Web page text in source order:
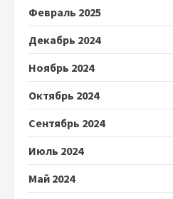
Февраль 2025
Декабрь 2024
Ноябрь 2024
Октябрь 2024
Сентябрь 2024
Июль 2024
Май 2024